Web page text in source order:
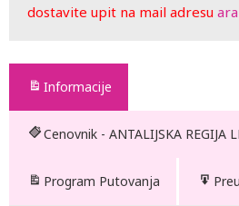
dostavite upit na mail adresu
Informacije
Cenovnik - ANTALIJSKA REGIJA
Program Putovanja